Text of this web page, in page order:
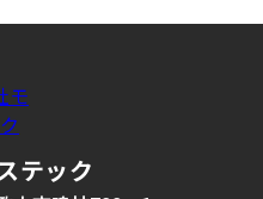
テック